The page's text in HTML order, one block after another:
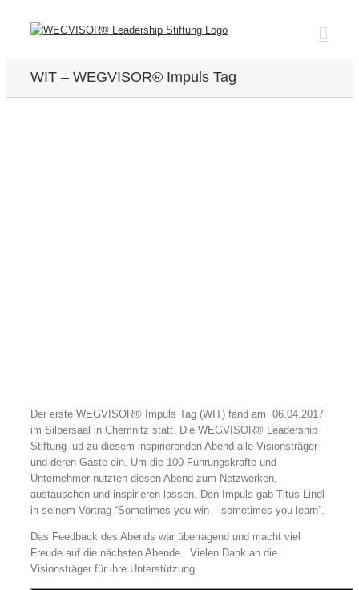
WIT – WEGVISOR® Impuls Tag
Der erste WEGVISOR® Impuls Tag (WIT) fand am 06.04.2017
im Silbersaal in Chemnitz statt. Die WEGVISOR® Leadership
Stiftung lud zu diesem inspirierenden Abend alle Visionsträger
und deren Gäste ein. Um die 100 Führungskräfte und
Unternehmer nutzten diesen Abend zum Netzwerken,
austauschen und inspirieren lassen. Den Impuls gab Titus Lindl
in seinem Vortrag “Sometimes you win – sometimes you learn”.
Das Feedback des Abends war überragend und macht viel
Freude auf die nächsten Abende. Vielen Dank an die
Visionsträger für ihre Unterstützung.